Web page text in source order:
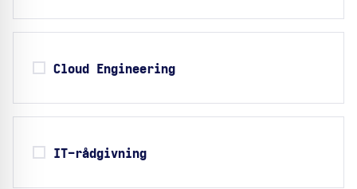
Cloud Engineering
IT-rådgivning